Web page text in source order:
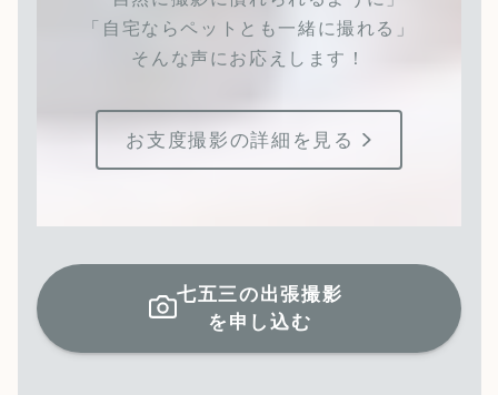
「自宅ならペットとも一緒に撮れる」
そんな声にお応えします！
お支度撮影の詳細を見る
七五三の出張撮影
を申し込む